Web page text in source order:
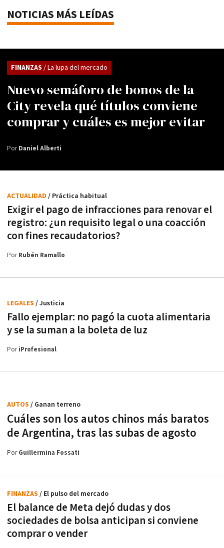
NOTICIAS MÁS LEÍDAS
Nuevo semáforo de bonos de la
City revela qué títulos conviene
comprar y cuáles es mejor evitar
FINANZAS / La lupa del mercado
PorDaniel Alberti
Exigir el pago de infracciones para renovar el
registro: ¿un requisito legal o una coacción
con fines recaudatorios?
ACTUALIDAD / Práctica habitual
PorRubén Ramallo
Fallo ejemplar: no pagó la cuota alimentaria
y se la suman a la boleta de luz
LEGALES / Justicia
PoriProfesional
Cuáles son los autos chinos más baratos
de Argentina, tras las subas de agosto
AUTOS / Ganan terreno
PorGuillermina Fossati
El balance de Meta dejó dudas y dos
sociedades de bolsa anticipan si conviene
comprar o vender
FINANZAS / El pulso del mercado